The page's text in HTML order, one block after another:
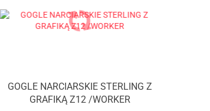
GOGLE NARCIARSKIE STERLING Z
GRAFIKĄ Z12 /WORKER